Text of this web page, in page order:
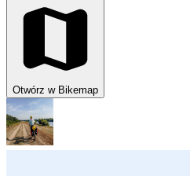
Otwórz w Bikemap